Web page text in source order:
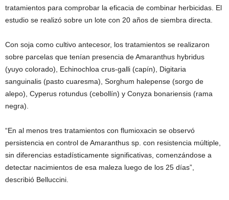
tratamientos para comprobar la eficacia de combinar herbicidas. El
estudio se realizó sobre un lote con 20 años de siembra directa.
Con soja como cultivo antecesor, los tratamientos se realizaron
sobre parcelas que tenían presencia de Amaranthus hybridus
(yuyo colorado), Echinochloa crus-galli (capín), Digitaria
sanguinalis (pasto cuaresma), Sorghum halepense (sorgo de
alepo), Cyperus rotundus (cebollín) y Conyza bonariensis (rama
negra).
“En al menos tres tratamientos con flumioxacin se observó
persistencia en control de Amaranthus sp. con resistencia múltiple,
sin diferencias estadísticamente significativas, comenzándose a
detectar nacimientos de esa maleza luego de los 25 días”,
describió Belluccini.